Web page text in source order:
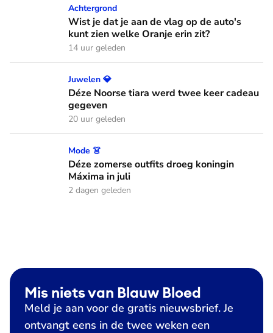
Wist je dat je aan de vlag op de auto's kunt zien welke
Achtergrond
Wist je dat je aan de vlag op de auto's
kunt zien welke Oranje erin zit?
14 uur geleden
Déze Noorse tiara werd twee keer cadeau gegeven
Juwelen 💎
Déze Noorse tiara werd twee keer cadeau
gegeven
20 uur geleden
Déze zomerse outfits droeg koningin Máxima in juli
Mode 👗
Déze zomerse outfits droeg koningin
Máxima in juli
2 dagen geleden
Mis niets van Blauw Bloed
Meld je aan voor de gratis nieuwsbrief. Je
ontvangt eens in de twee weken een